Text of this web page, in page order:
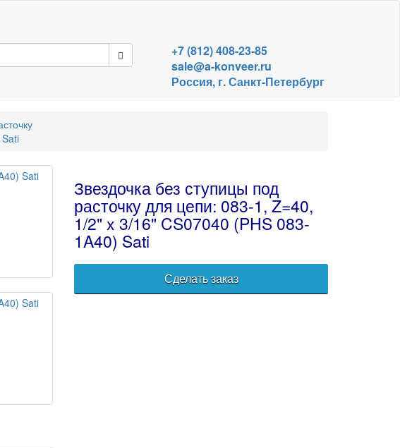
+7 (812) 408-23-85
sale@a-konveer.ru
Россия, г. Санкт-Петербург
Звездочка без ступицы под
расточку для цепи: 083-1, Z=40,
1/2" x 3/16" CS07040 (PHS 083-
1A40) Sati
Сделать заказ